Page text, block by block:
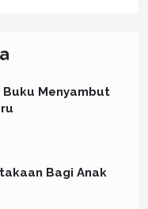
Buku Menyambut
Bagi Anak